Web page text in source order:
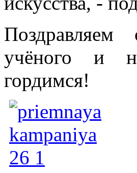
учёного и
гордимся!